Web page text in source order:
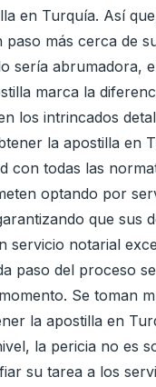
en Turquía. Así
más cerca de
sería abrumadora,
marca la
los intrincados
la apostilla en
con todas las
optando por
que sus
servicio notarial
paso del proceso
Se toman
la apostilla en
la pericia no es
su tarea a los